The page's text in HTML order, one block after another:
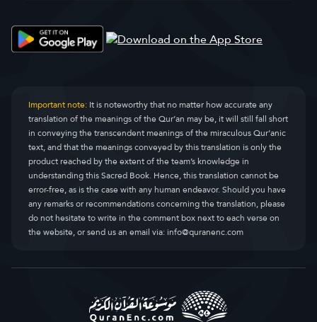
Important note:It is noteworthy that no matter how accurate any
translation of the meanings of the Qur’an may be, it will still fall short
in conveying the transcendent meanings of the miraculous Qur’anic
text, and that the meanings conveyed by this translation is only the
product reached by the extent of the team’s knowledge in
understanding this Sacred Book. Hence, this translation cannot be
error-free, as is the case with any human endeavor. Should you have
any remarks or recommendations concerning the translation, please
do not hesitate to write in the comment box next to each verse on
the website, or send us an email via:info@quranenc.com